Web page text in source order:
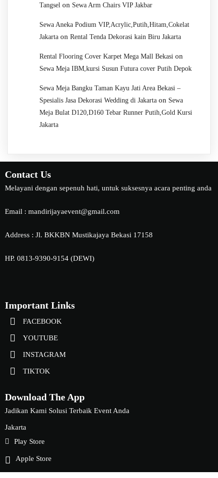
Tangsel on Sewa Arm Chairs VIP Jakbar
Sewa Aneka Podium VIP,Acrylic,Putih,Hitam,Cokelat
Jakarta on Rental Tenda Dekorasi kain Biru Jakarta
Rental Flooring Cover Karpet Mega Mall Bekasi on
Sewa Meja IBM,kursi Susun Futura cover Putih Depok
Sewa Meja Bangku Taman Kayu Jati Area Bekasi –
Spesialis Jasa Dekorasi Wedding di Jakarta on Sewa
Meja Bulat D120,D160 Tebar Runner Putih,Gold Kursi
Jakarta
Contact Us
Melayani dengan sepenuh hati, untuk suksesnya acara penting anda
Email : mandirijayaevent@gmail.com
Address : Jl. BKKBN Mustikajaya Bekasi 17158
HP. 0813-9390-9154 (DEWI)
Important Links
FACEBOOK
YOUTUBE
INSTAGRAM
TIKTOK
Download The App
Jadikan Kami Solusi Terbaik Event Anda
Jakarta
Play Store
Apple Store